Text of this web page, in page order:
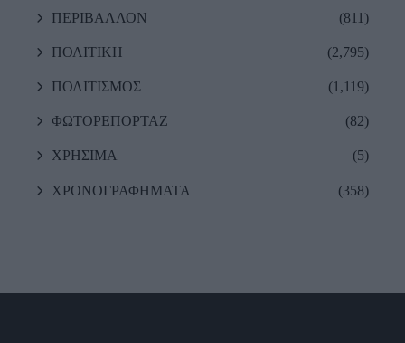
ΠΕΡΙΒΑΛΛΟΝ (811)
ΠΟΛΙΤΙΚΗ (2,795)
ΠΟΛΙΤΙΣΜΟΣ (1,119)
ΦΩΤΟΡΕΠΟΡΤΑΖ (82)
ΧΡΗΣΙΜΑ (5)
ΧΡΟΝΟΓΡΑΦΗΜΑΤΑ (358)